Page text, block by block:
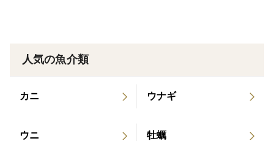
ほどの雪のように真っ白で上品な脂を身の隅々まで蓄え
人気の魚介類
カニ ウナギ
ウニ 牡蠣